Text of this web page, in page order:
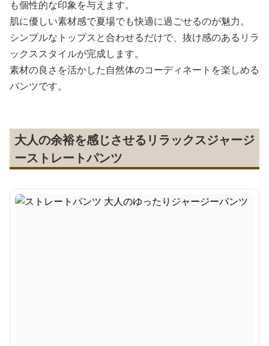
も個性的な印象を与えます。
肌に優しい素材感で夏場でも快適に過ごせるのが魅力。
シンプルなトップスと合わせるだけで、抜け感のあるリラ
ックススタイルが完成します。
素材の良さを活かした自然体のコーディネートを楽しめる
パンツです。
大人の余裕を感じさせるリラックスジャージ
ーストレートパンツ